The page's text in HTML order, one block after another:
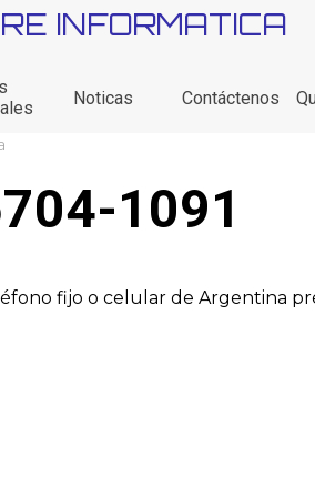
Noticas Contáctenos
INFORMATICA
1091
fijo o celular de Argentina